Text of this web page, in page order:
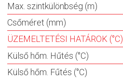
Max. szintkülönbség (m)
Csőméret (mm)
ÜZEMELTETÉSI HATÁROK (°C)
Külső hőm. Hűtés (°C)
Külső hőm. Fűtés (°C)